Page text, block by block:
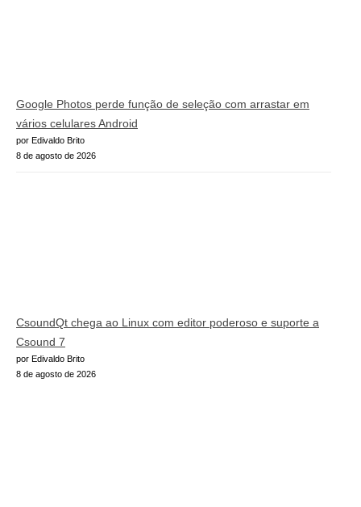
Google Photos perde função de seleção com arrastar em
vários celulares Android
por Edivaldo Brito
8 de agosto de 2026
CsoundQt chega ao Linux com editor poderoso e suporte a
Csound 7
por Edivaldo Brito
8 de agosto de 2026